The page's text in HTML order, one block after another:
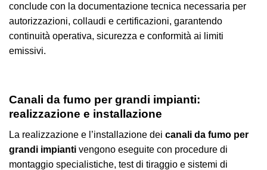
conclude con la documentazione tecnica necessaria per
autorizzazioni, collaudi e certificazioni, garantendo
continuità operativa, sicurezza e conformità ai limiti
emissivi.
Canali da fumo per grandi impianti:
realizzazione e installazione
La realizzazione e l’installazione dei canali da fumo per
grandi impianti vengono eseguite con procedure di
montaggio specialistiche, test di tiraggio e sistemi di